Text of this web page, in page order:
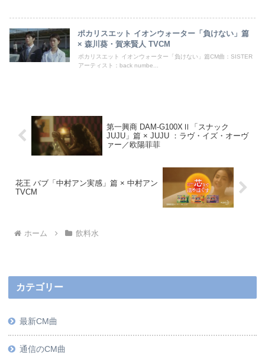
ポカリスエット イオンウォーター「負けない」篇
× 森川葵・賀来賢人 TVCM
ポカリスエット イオンウォーター「負けない」篇CM曲：SISTER
アーティスト：back numbe...
第一興商 DAM-G100XⅡ「スナック
JUJU」篇 × JUJU ：ラヴ・イズ・オーヴ
ァー／欧陽菲菲
花王 バブ「中村アン実感」篇 × 中村アン
TVCM
ホーム 飲料水
カテゴリー
最新CM曲
通信のCM曲